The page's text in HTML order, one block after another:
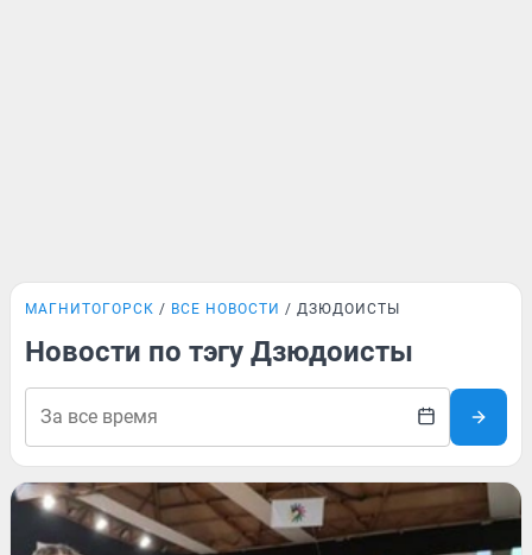
МАГНИТОГОРСК ВСЕ НОВОСТИ ДЗЮДОИСТЫ
Новости по тэгу Дзюдоисты